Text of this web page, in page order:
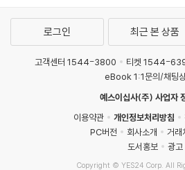
로그인 최근 본 상품
고객센터 1544-3800 티켓 1544-
eBook 1:1문의/채팅
예스이십사(주) 사업자
이용약관
개인정보처리방침
PC버전
회사소개
거래
도서홍보
광고
Copyright © YES24 Corp. All